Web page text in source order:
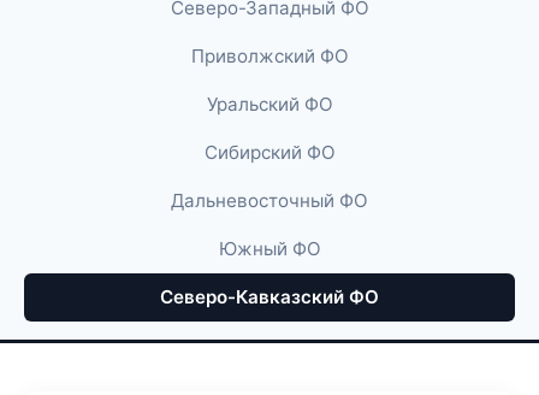
Северо-Западный ФО
Приволжский ФО
Уральский ФО
Сибирский ФО
Дальневосточный ФО
Южный ФО
Северо-Кавказский ФО